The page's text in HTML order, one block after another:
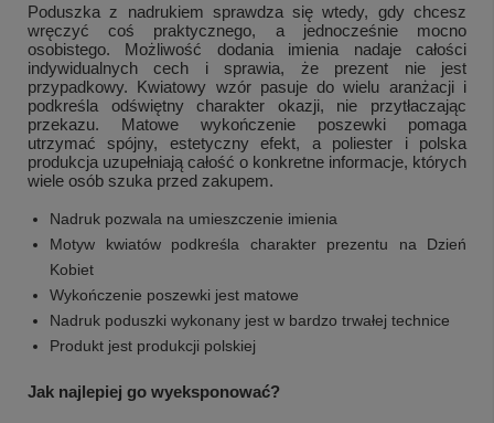
Poduszka z nadrukiem sprawdza się wtedy, gdy chcesz
wręczyć coś praktycznego, a jednocześnie mocno
osobistego. Możliwość dodania imienia nadaje całości
indywidualnych cech i sprawia, że prezent nie jest
przypadkowy. Kwiatowy wzór pasuje do wielu aranżacji i
podkreśla odświętny charakter okazji, nie przytłaczając
przekazu. Matowe wykończenie poszewki pomaga
utrzymać spójny, estetyczny efekt, a poliester i polska
produkcja uzupełniają całość o konkretne informacje, których
wiele osób szuka przed zakupem.
Nadruk pozwala na umieszczenie imienia
Motyw kwiatów podkreśla charakter prezentu na Dzień
Kobiet
Wykończenie poszewki jest matowe
Nadruk poduszki wykonany jest w bardzo trwałej technice
Produkt jest produkcji polskiej
Jak najlepiej go wyeksponować?